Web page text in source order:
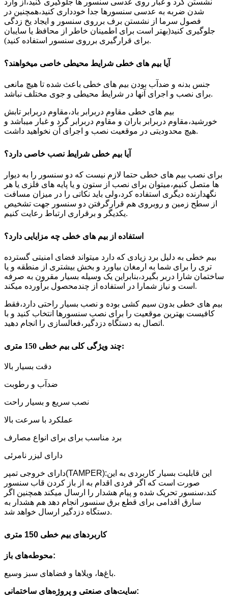
نشستن گرد و غبار روی عدسی سنسور ها جلوگیری کنید،از وارد
شدن ضربه به عدسی سنسورها جدا خودداری کنید،همچنین در
فصول سرما از نشستن برف برروی سنسور و ایجاد یخ زدگی
جلوگیری کنید(بهتر است برای اطمینان خاطر از محافظ یا سایبان
برای قرارگیری برروی سنسور استفاده کنید).
آیا بیم های خطی شرایط محیطی خاصی میخواهند؟
جنس بدنه و ضدآب بودن بیم های خطی باعث شده تا هیچ مانعی
برای نصب و اجرای آنها در شرایط محیطی و جوی مختلف نباشد.
بیم های خطی مقاوم دربرابر باد،مقاوم دربرابر تابش
خورشید،مقاوم دربرابر باران و مقاوم دربرابر گرد و غبار میباشد و
هیچ محدودیتی در موقعیت نصب و اجرای آن نخواهید داشت.
آیا بیم خطی شرایط نصب خاصی دارد؟
برای نصب بیم های خطی حتما لازم نیست که دو سنسور را به دیوار
ها متصل کنیم،میتوان برای نصب از ستون و یا پایه های فلزی یا هر
نگهدارنده دیگری استفاده کرد،ولی باید نکاتی را در میزان مسافت
از سطح زمین و روبروی هم قرارگرفتن دو سنسور جهت تشخیص
یکدیگر و برقراری ارتباط رعایت کنیم.
استفاده از بیم های خطی چه مزایایی دارد؟
بیم خطی به دلیل برد زیادی که دارد میتواند فضای امنیتی گسترده
تری را برای شما به ارمغان بیاورد و بخش بیشتری از منطقه و یا
ساختمان شارا دربر بگیرد،بنابراین یک وسیله بسیار مقرون به صرفه
است و نیاز شمارا در استفاده از چندمحصول برآورده میکند.
بیم های خطی بدون سیم کشی بوده و نصب بسیار راحتی دارد،فقط
کافیست بهترین موقعیت را برای نصب سنسورها انتخاب کنید و با
اتصال به دستگاه دزدگیر،فعالسازی را انجام دهید.
چند ویژگی کلی بیم خطی 150 متری:
دقت بسیار بالا
دارای خروجی تمپر(TAMPER):این قابلیت بسیار کاربردی به این
صورت است که اگر فردی اقدام به از باز کردن قاب سنسور
کند،سنسور تحریک شده و پیام هشدار را ارسال میکند همچنین اگر
سارق اقدامی برای قطع برق سنسور انجام دهد هم هشدار به
دستگاه دزدگیر ارسال خواهد شد.
کاربردهای بیم خطی 150 متری
محوطه‌های باز:
باغ‌ها، ویلاها و فضاهای سبز وسیع.
سایت‌های صنعتی و پروژه‌های ساختمانی: